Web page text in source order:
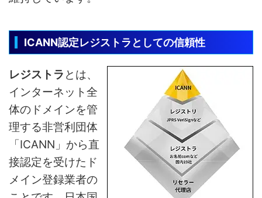
ICANN認定レジストラとしての信頼性
レジストラ とは、
インターネット全
体のドメインを管
理する非営利団体
「ICANN」から直
接認定を受けたド
メイン登録業者の